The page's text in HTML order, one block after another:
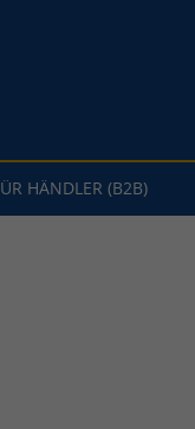
HÄNDLER (B2B)